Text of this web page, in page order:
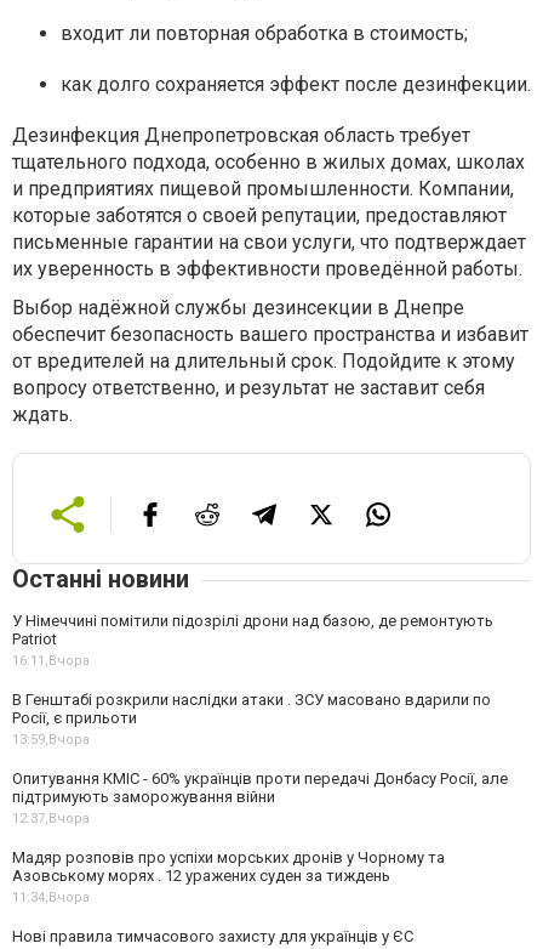
входит ли повторная обработка в стоимость;
как долго сохраняется эффект после дезинфекции.
Дезинфекция Днепропетровская область требует
тщательного подхода, особенно в жилых домах, школах
и предприятиях пищевой промышленности. Компании,
которые заботятся о своей репутации, предоставляют
письменные гарантии на свои услуги, что подтверждает
их уверенность в эффективности проведённой работы.
Выбор надёжной службы дезинсекции в Днепре
обеспечит безопасность вашего пространства и избавит
от вредителей на длительный срок. Подойдите к этому
вопросу ответственно, и результат не заставит себя
ждать.
Останні новини
У Німеччині помітили підозрілі дрони над базою, де ремонтують
Patriot
16:11,Вчора
В Генштабі розкрили наслідки атаки . ЗСУ масовано вдарили по
Росії, є прильоти
13:59,Вчора
Опитування КМІС - 60% українців проти передачі Донбасу Росії, але
підтримують заморожування війни
12:37,Вчора
Мадяр розповів про успіхи морських дронів у Чорному та
Азовському морях . 12 уражених суден за тиждень
11:34,Вчора
Нові правила тимчасового захисту для українців у ЄС